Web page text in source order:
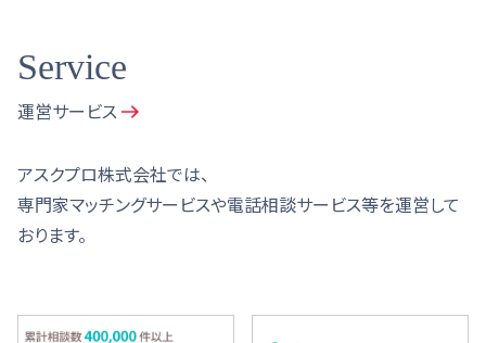
Service
運営サービス
アスクプロ株式会社では、
専門家マッチングサービスや電話相談サービス等を運営して
おります。